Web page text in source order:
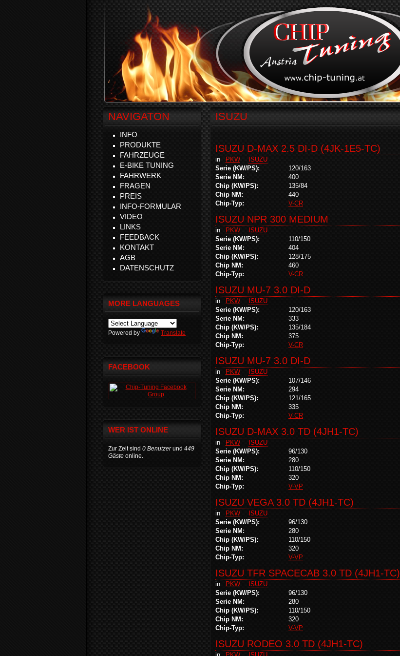
ISUZU
ISUZU D-MAX 2.5 DI-D (4JK-1E5-TC)
in PKW
ISUZU
Serie (KW/PS):
120/163
Serie NM:
400
Chip (KW/PS):
135/84
Chip NM:
440
Chip-Typ:
V-CR
ISUZU NPR 300 MEDIUM
in PKW
ISUZU
Serie (KW/PS):
110/150
Serie NM:
404
Chip (KW/PS):
128/175
Chip NM:
460
Chip-Typ:
V-CR
ISUZU MU-7 3.0 DI-D
in PKW
ISUZU
Serie (KW/PS):
120/163
Serie NM:
333
Chip (KW/PS):
135/184
Chip NM:
375
Chip-Typ:
V-CR
ISUZU MU-7 3.0 DI-D
in PKW
ISUZU
Serie (KW/PS):
107/146
Serie NM:
294
Chip (KW/PS):
121/165
Chip NM:
335
Chip-Typ:
V-CR
ISUZU D-MAX 3.0 TD (4JH1-TC)
in PKW
ISUZU
Serie (KW/PS):
96/130
Serie NM:
280
Chip (KW/PS):
110/150
Chip NM:
320
Chip-Typ:
V-VP
ISUZU VEGA 3.0 TD (4JH1-TC)
in PKW
ISUZU
Serie (KW/PS):
96/130
Serie NM:
280
Chip (KW/PS):
110/150
Chip NM:
320
Chip-Typ:
V-VP
ISUZU TFR SPACECAB 3.0 TD (4JH1-TC)
in PKW
ISUZU
Serie (KW/PS):
96/130
Serie NM:
280
Chip (KW/PS):
110/150
Chip NM:
320
Chip-Typ:
V-VP
ISUZU RODEO 3.0 TD (4JH1-TC)
NAVIGATON
INFO
PRODUKTE
FAHRZEUGE
E-BIKE TUNING
FAHRWERK
FRAGEN
PREIS
INFO-FORMULAR
VIDEO
LINKS
FEEDBACK
KONTAKT
AGB
DATENSCHUTZ
MORE LANGUAGES
Powered by Translate
FACEBOOK
WER IST ONLINE
Zur Zeit sind 0 Benutzerund 449
Gäste online.